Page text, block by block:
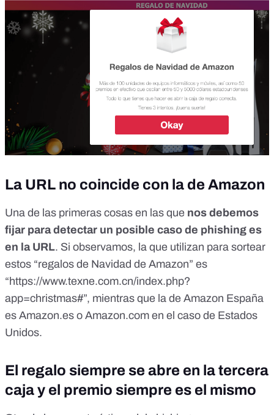
La URL no coincide con la de Amazon
Una de las primeras cosas en las que nos debemos
fijar para detectar un posible caso de phishing es
en la URL. Si observamos, la que utilizan para sortear
estos “regalos de Navidad de Amazon” es
“https://www.texne.com.cn/index.php?
app=christmas#”, mientras que la de Amazon España
es Amazon.es o Amazon.com en el caso de Estados
Unidos.
El regalo siempre se abre en la tercera
caja y el premio siempre es el mismo